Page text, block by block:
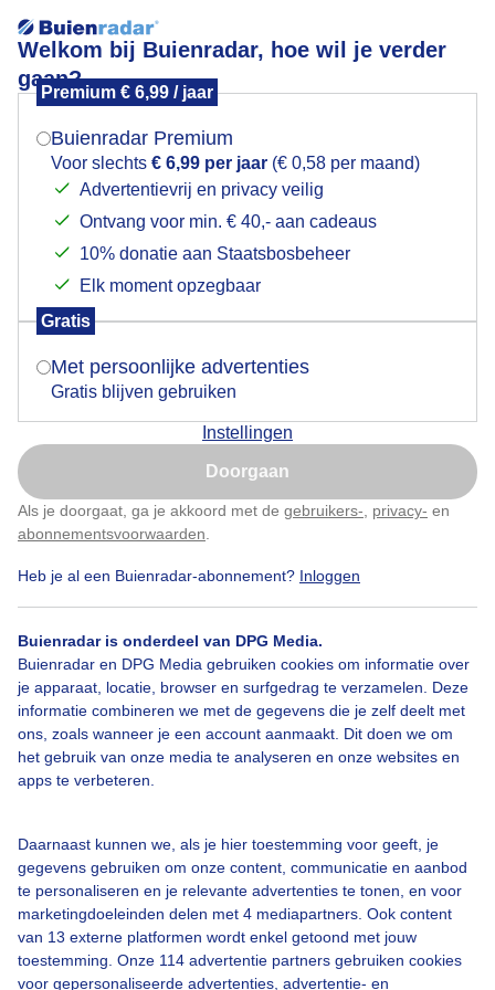
Welkom bij Buienradar, hoe wil je verder
gaan?
Premium € 6,99 / jaar
Buienradar Premium
Voor slechts € 6,99 per jaar (€ 0,58 per maand)
Advertentievrij en privacy veilig
Ontvang voor min. € 40,- aan cadeaus
10% donatie aan Staatsbosbeheer
Elk moment opzegbaar
Gratis
Met persoonlijke advertenties
Gratis blijven gebruiken
Instellingen
Doorgaan
Als je doorgaat, ga je akkoord met de gebruikers- privacy- en
abonnementsvoorwaarden
Heb je al een Buienradar-abonnement? Inloggen
Buienradar is onderdeel van DPG Media.
Buienradar en DPG Media gebruiken cookies om informatie over
je apparaat, locatie, browser en surfgedrag te verzamelen. Deze
informatie combineren we met de gegevens die je zelf deelt met
ons, zoals wanneer je een account aanmaakt. Dit doen we om
het gebruik van onze media te analyseren en onze websites en
apps te verbeteren.
Daarnaast kunnen we, als je hier toestemming voor geeft, je
gegevens gebruiken om onze content, communicatie en aanbod
te personaliseren en je relevante advertenties te tonen, en voor
marketingdoeleinden delen met 4 mediapartners. Ook content
van 13 externe platformen wordt enkel getoond met jouw
toestemming. Onze 114 advertentie partners gebruiken cookies
voor gepersonaliseerde advertenties, advertentie- en
haltewatertaxi
Een moment geduld aub...
Populaire categorieën
Lente
Zomer
Over Buienradar
Bedrijfsgegevens
Veelgestelde vragen
Contact
Toegankelijkheid
Buienradar Team
Privacy beleid
Cookie beleid
Privacy instellingen
Mogen we je locatie gebruiken voor het
Indien je hier nog geen akkoord op hebt gegeven,
verschijnt er zo een pop-up uit je browser waarin
Is goed, toon de popup
Nu niet, misschien later
Klik hierom dit aan te passen